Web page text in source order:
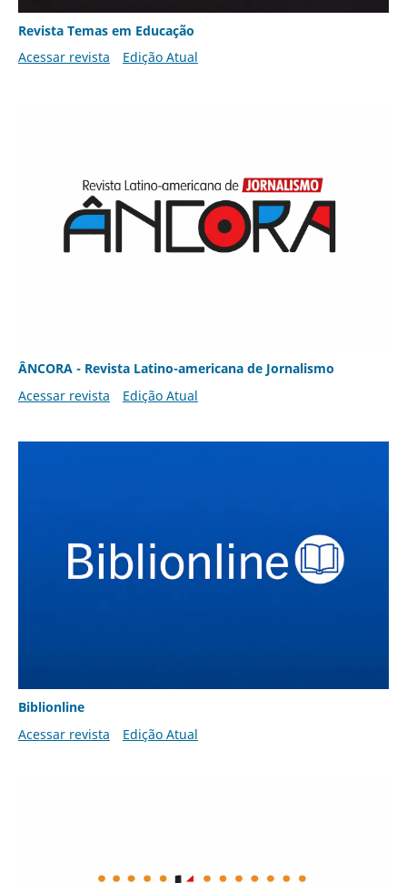
Revista Temas em Educação
Acessar revista
Edição Atual
ÂNCORA - Revista Latino-americana de Jornalismo
Acessar revista
Edição Atual
Biblionline
Acessar revista
Edição Atual